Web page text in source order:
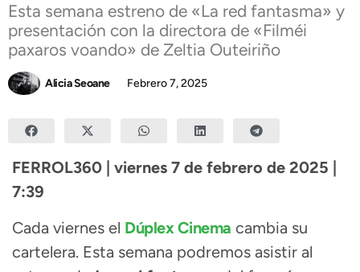
Esta semana estreno de «La red fantasma» y
presentación con la directora de «Filméi
paxaros voando» de Zeltia Outeiriño
Alicia Seoane Febrero 7, 2025
FERROL360 | viernes 7 de febrero de 2025 |
7:39
Cada viernes el Dúplex Cinema cambia su
cartelera. Esta semana podremos asistir al